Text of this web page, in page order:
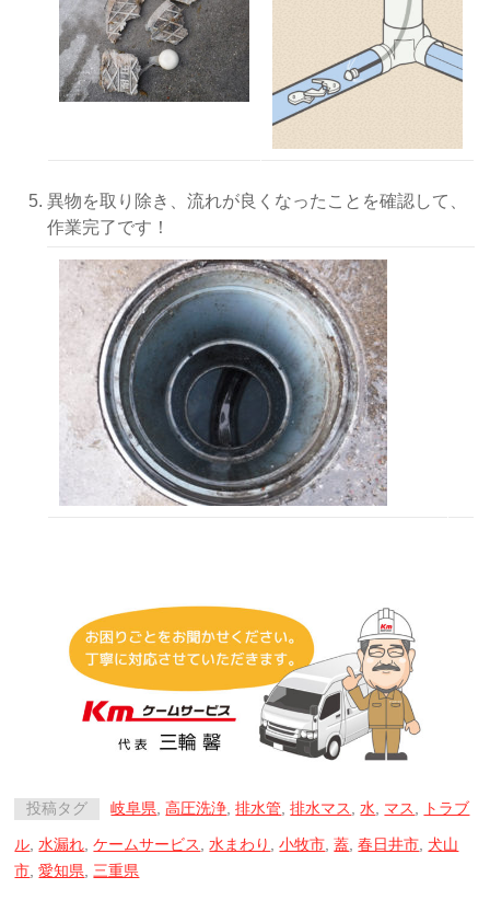
異物を取り除き、流れが良くなったことを確認して、
作業完了です！
投稿タグ 岐阜県 ,高圧洗浄 ,排水管 ,排水マス ,水 マス トラブ
ル ,水漏れ ,ケームサービス ,水まわり ,小牧市 ,蓋 ,春日井市 ,犬山
市 ,愛知県 三重県